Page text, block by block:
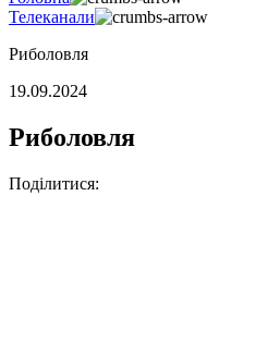
Телеканали
Риболовля
19.09.2024
Риболовля
Поділитися: